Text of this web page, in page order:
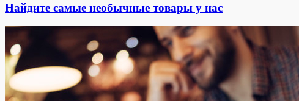
Найдите самые необычные товары у нас